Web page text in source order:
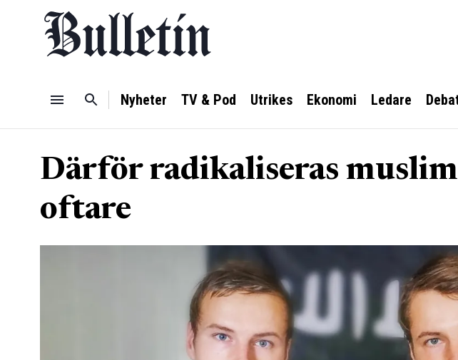
Nyheter TV & Pod Utrikes Ekonomi Ledare
Därför radikaliseras
oftare